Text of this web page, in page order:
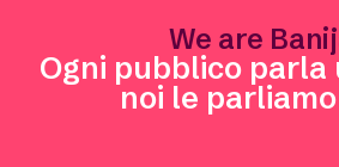
We are
Ogni pubblico parla
noi le